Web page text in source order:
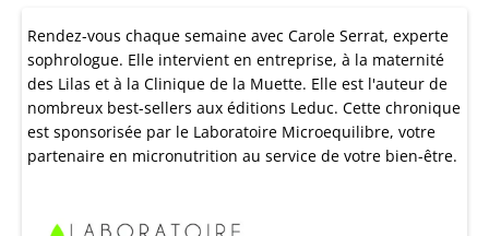
Rendez-vous chaque semaine avec Carole Serrat, experte
sophrologue. Elle intervient en entreprise, à la maternité
des Lilas et à la Clinique de la Muette. Elle est l'auteur de
nombreux best-sellers aux éditions Leduc. Cette chronique
est sponsorisée par le Laboratoire Microequilibre, votre
partenaire en micronutrition au service de votre bien-être.